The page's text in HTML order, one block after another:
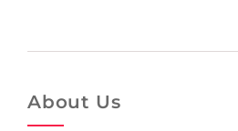
About Us